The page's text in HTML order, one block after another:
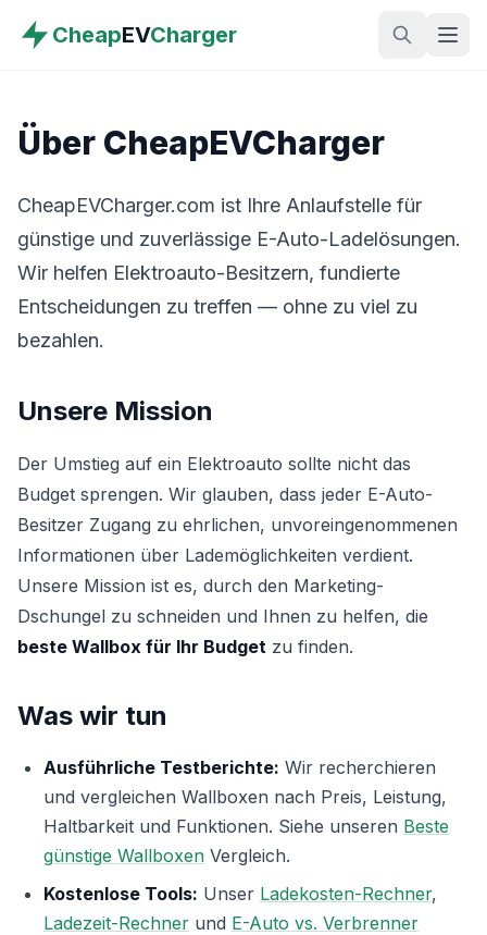
CheapEVCharger
Über CheapEVCharger
CheapEVCharger.com ist Ihre Anlaufstelle für
günstige und zuverlässige E-Auto-Ladelösungen.
Wir helfen Elektroauto-Besitzern, fundierte
Entscheidungen zu treffen — ohne zu viel zu
bezahlen.
Unsere Mission
Der Umstieg auf ein Elektroauto sollte nicht das
Budget sprengen. Wir glauben, dass jeder E-Auto-
Besitzer Zugang zu ehrlichen, unvoreingenommenen
Informationen über Lademöglichkeiten verdient.
Unsere Mission ist es, durch den Marketing-
Dschungel zu schneiden und Ihnen zu helfen, die
beste Wallbox für Ihr Budget zu finden.
Was wir tun
Ausführliche Testberichte: Wir recherchieren
und vergleichen Wallboxen nach Preis, Leistung,
Haltbarkeit und Funktionen. Siehe unseren Beste
günstige Wallboxen Vergleich.
Kostenlose Tools: Unser Ladekosten-Rechner,
Ladezeit-Rechner und E-Auto vs. Verbrenner